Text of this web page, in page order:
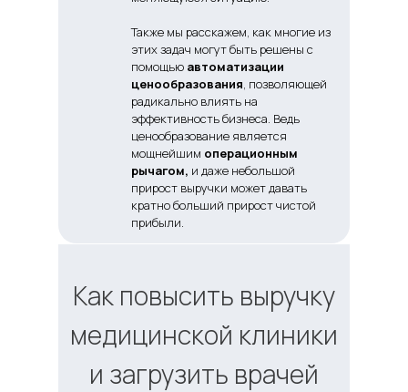
Также мы расскажем, как многие из
этих задач могут быть решены с
помощью автоматизации
ценообразования, позволяющей
радикально влиять на
эффективность бизнеса. Ведь
ценообразование является
мощнейшим операционным
рычагом, и даже небольшой
прирост выручки может давать
кратно больший прирост чистой
прибыли.
Как повысить выручку
медицинской клиники
и загрузить врачей